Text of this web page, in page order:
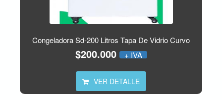
Congeladora Sd-200 Litros Tapa De Vidrio Curvo
$200.000 + IVA
VER DETALLE